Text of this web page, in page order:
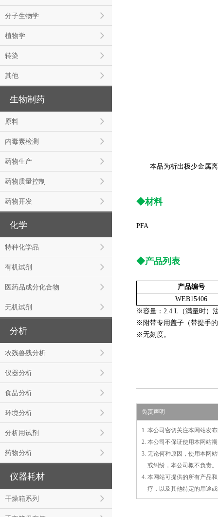
分子生物学
植物学
转染
其他
生物制药
原料
内毒素检测
药物生产
药物质量控制
药物开发
化学
特种化学品
有机试剂
医药品成分化合物
无机试剂
分析
农残兽残分析
仪器分析
食品分析
环境分析
分析用试剂
药物分析
仪器耗材
干燥箱系列
本品为析出极少金属离
◆材料
PFA
◆产品列表
产品编号
WEB15406
※容量：2.4 L（满量时）
※附带专用盖子（带提手
※无刻度。
免责声明
1. 本公司密切关注本网站发
2. 本公司不保证使用本网站
3. 无论何种原因，使用本网
或纠纷，本公司概不负责。
4. 本网站可提供的所有产品
疗，以及其他特定的用途